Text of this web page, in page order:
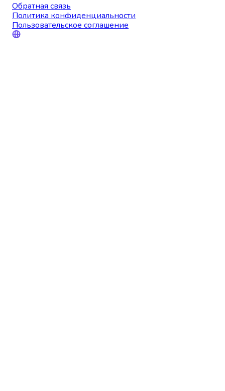
Обратная связь
Политика конфиденциальности
Пользовательское соглашение